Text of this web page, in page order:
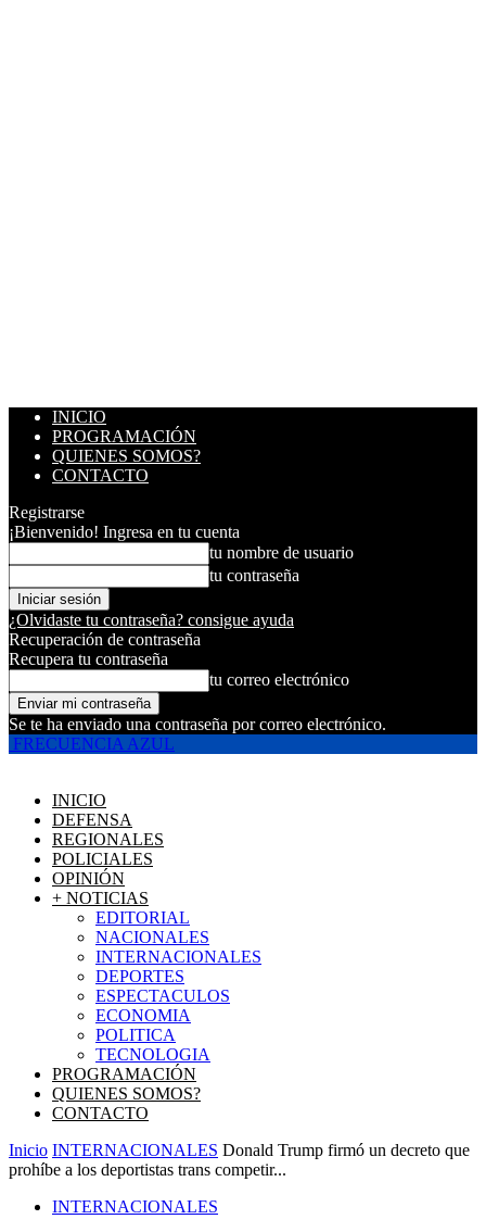
INICIO
PROGRAMACIÓN
QUIENES SOMOS?
CONTACTO
Registrarse
¡Bienvenido! Ingresa en tu cuenta
tu nombre de usuario
tu contraseña
¿Olvidaste tu contraseña? consigue ayuda
Recuperación de contraseña
Recupera tu contraseña
tu correo electrónico
Se te ha enviado una contraseña por correo electrónico.
FRECUENCIA AZUL
INICIO
DEFENSA
REGIONALES
POLICIALES
OPINIÓN
+ NOTICIAS
EDITORIAL
NACIONALES
INTERNACIONALES
DEPORTES
ESPECTACULOS
ECONOMIA
POLITICA
TECNOLOGIA
PROGRAMACIÓN
QUIENES SOMOS?
CONTACTO
Inicio INTERNACIONALES Donald Trump firmó un decreto que
prohíbe a los deportistas trans competir...
INTERNACIONALES